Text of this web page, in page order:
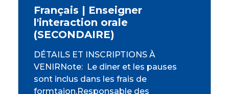
Français | Enseigner
l'interaction orale
(SECONDAIRE)
DÉTAILS ET INSCRIPTIONS À
VENIRNote: Le diner et les pauses
sont inclus dans les frais de
formtaion.Responsable des